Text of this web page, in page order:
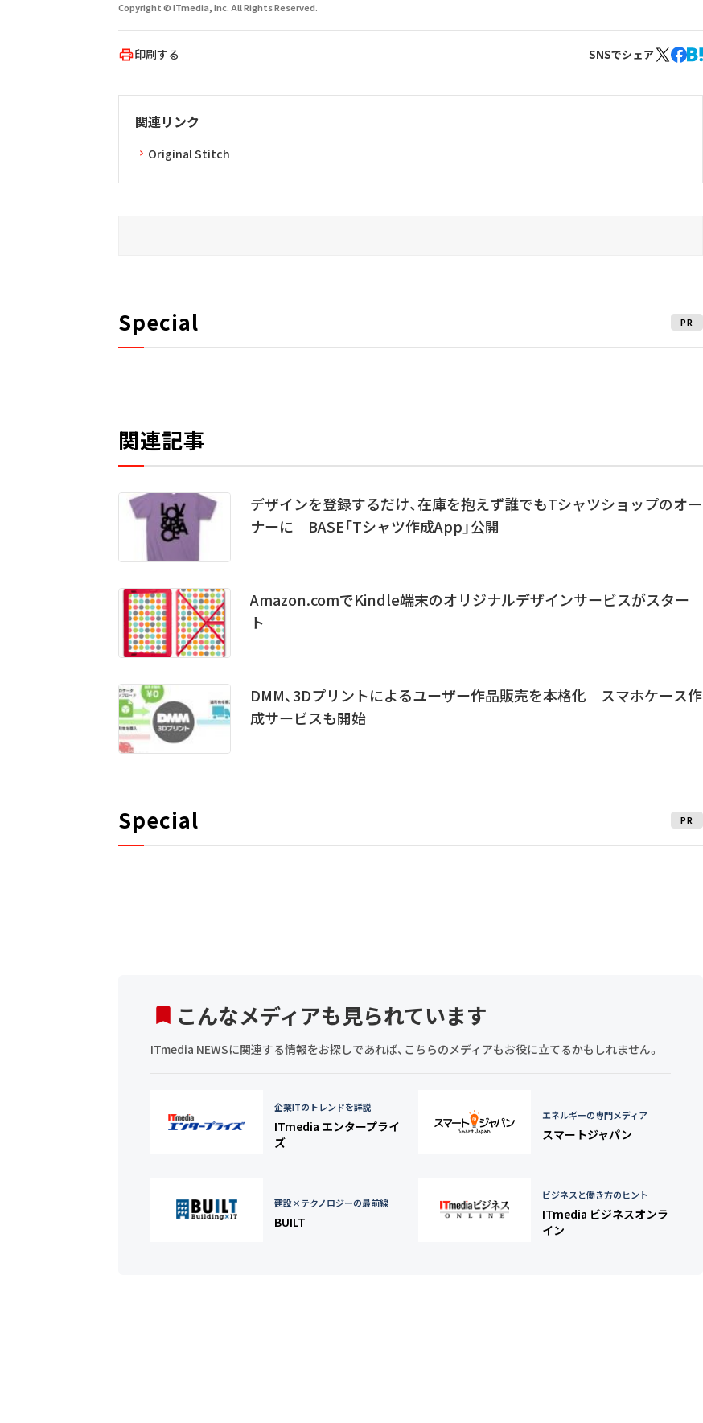
Copyright © ITmedia, Inc. All Rights Reserved.
印刷する SNSでシェア
関連リンク
Original Stitch
Special PR
関連記事
デザインを登録するだけ、在庫を抱えず誰でもTシャツショップのオー
ナーに BASE「Tシャツ作成App」公開
Amazon.comでKindle端末のオリジナルデザインサービスがスター
ト
DMM、3Dプリントによるユーザー作品販売を本格化 スマホケース作
成サービスも開始
Special PR
こんなメディアも見られています
ITmedia NEWSに関連する情報をお探しであれば、こちらのメディアもお役に立てるかもしれません。
企業ITのトレンドを詳説
ITmedia エンタープライ
ズ
エネルギーの専門メディア
スマートジャパン
建設×テクノロジーの最前線
BUILT
ビジネスと働き方のヒント
ITmedia ビジネスオンラ
イン